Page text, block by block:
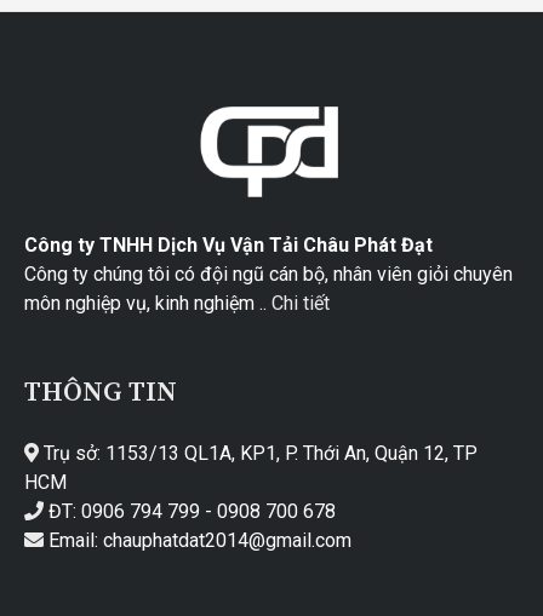
Công ty TNHH Dịch Vụ Vận Tải Châu Phát Đạt
Công ty chúng tôi có đội ngũ cán bộ, nhân viên giỏi chuyên
môn nghiệp vụ, kinh nghiệm .. Chi tiết
THÔNG TIN
Trụ sở: 1153/13 QL1A, KP1, P. Thới An, Quận 12, TP
HCM
ĐT: 0906 794 799 - 0908 700 678
Email: chauphatdat2014@gmail.com